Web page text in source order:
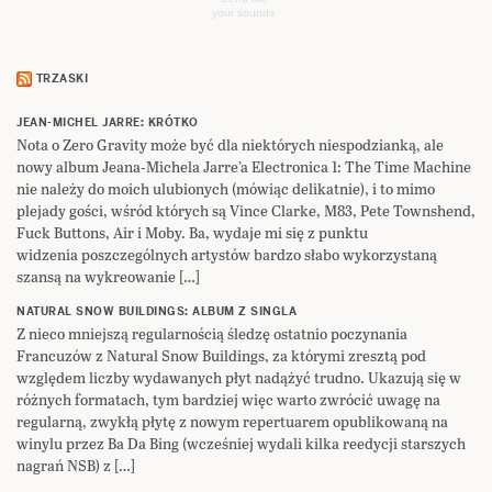
your sounds
TRZASKI
JEAN-MICHEL JARRE: KRÓTKO
Nota o Zero Gravity może być dla niektórych niespodzianką, ale
nowy album Jeana-Michela Jarre’a Electronica 1: The Time Machine
nie należy do moich ulubionych (mówiąc delikatnie), i to mimo
plejady gości, wśród których są Vince Clarke, M83, Pete Townshend,
Fuck Buttons, Air i Moby. Ba, wydaje mi się z punktu
widzenia poszczególnych artystów bardzo słabo wykorzystaną
szansą na wykreowanie […]
NATURAL SNOW BUILDINGS: ALBUM Z SINGLA
Z nieco mniejszą regularnością śledzę ostatnio poczynania
Francuzów z Natural Snow Buildings, za którymi zresztą pod
względem liczby wydawanych płyt nadążyć trudno. Ukazują się w
różnych formatach, tym bardziej więc warto zwrócić uwagę na
regularną, zwykłą płytę z nowym repertuarem opublikowaną na
winylu przez Ba Da Bing (wcześniej wydali kilka reedycji starszych
nagrań NSB) z […]